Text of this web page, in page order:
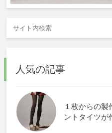
人気の記事
１枚からの製
ントタイツが